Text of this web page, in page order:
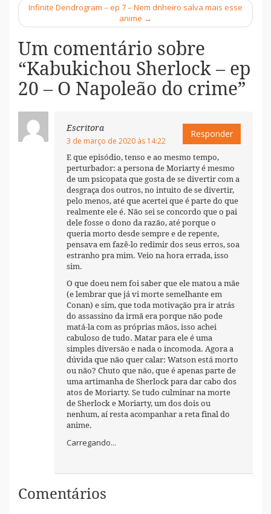
Infinite Dendrogram – ep 7 – Nem dnheiro salva mais esse
anime →
Um comentário sobre
“Kabukichou Sherlock – ep
20 – O Napoleão do crime”
Escritora
3 de março de 2020 às 14:22
E que episódio, tenso e ao mesmo tempo,
perturbador: a persona de Moriarty é mesmo
de um psicopata que gosta de se divertir com a
desgraça dos outros, no intuito de se divertir,
pelo menos, até que acertei que é parte do que
realmente ele é. Não sei se concordo que o pai
dele fosse o dono da razão, até porque o
queria morto desde sempre e de repente,
pensava em fazê-lo redimir dos seus erros, soa
estranho pra mim. Veio na hora errada, isso
sim.
O que doeu nem foi saber que ele matou a mãe
(e lembrar que já vi morte semelhante em
Conan) e sim, que toda motivação pra ir atrás
do assassino da irmã era porque não pode
matá-la com as próprias mãos, isso achei
cabuloso de tudo. Matar para ele é uma
simples diversão e nada o incomoda. Agora a
dúvida que não quer calar: Watson está morto
ou não? Chuto que não, que é apenas parte de
uma artimanha de Sherlock para dar cabo dos
atos de Moriarty. Se tudo culminar na morte
de Sherlock e Moriarty, um dos dois ou
nenhum, aí resta acompanhar a reta final do
anime.
Carregando...
Responder
Comentários